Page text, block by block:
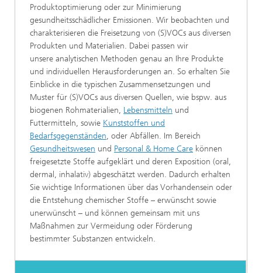
Produktoptimierung oder zur Minimierung
gesundheitsschädlicher Emissionen. Wir beobachten und
charakterisieren die Freisetzung von (S)VOCs aus diversen
Produkten und Materialien. Dabei passen wir
unsere analytischen Methoden genau an Ihre Produkte
und individuellen Herausforderungen an. So erhalten Sie
Einblicke in die typischen Zusammensetzungen und
Muster für (S)VOCs aus diversen Quellen, wie bspw. aus
biogenen Rohmaterialien, Lebensmitteln und
Futtermitteln, sowie Kunststoffen und
Bedarfsgegenständen, oder Abfällen. Im Bereich
Gesundheitswesen und Personal & Home Care können
freigesetzte Stoffe aufgeklärt und deren Exposition (oral,
dermal, inhalativ) abgeschätzt werden. Dadurch erhalten
Sie wichtige Informationen über das Vorhandensein oder
die Entstehung chemischer Stoffe – erwünscht sowie
unerwünscht – und können gemeinsam mit uns
Maßnahmen zur Vermeidung oder Förderung
bestimmter Substanzen entwickeln.